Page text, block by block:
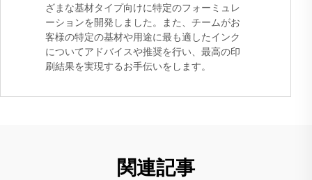
ざまな基材タイプ向けに特定のフォーミュレ
ーションを開発しました。また、チームがお
客様の特定の基材や用途に最も適したインク
についてアドバイスや推奨を行い、最高の印
刷結果を実現するお手伝いをします。
関連記事